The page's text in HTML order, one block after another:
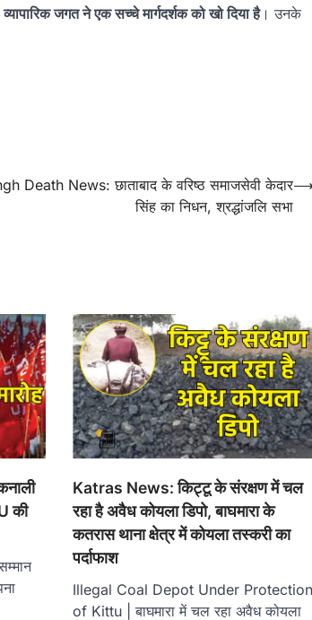
व्यापारिक जगत ने एक सच्चे मार्गदर्शक को खो दिया है। उनके
Death News: छाताबाद के वरिष्ठ समाजसेवी केदार
सिंह का निधन, श्रद्धांजलि सभा
की
Katras News: किट्टू के संरक्षण में चल
रहा है अवैध कोयला डिपो, बाघमारा के
कतरास थाना क्षेत्र में कोयला तस्करी का
पर्दाफाश
Illegal Coal Depot Under
of Kittu | बाघमारा में चल रहा अवैध कोयला